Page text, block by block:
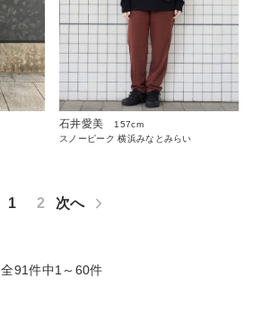
石井愛美
157cm
スノーピーク 横浜みなとみらい
1 2 次へ
全91件中1～60件